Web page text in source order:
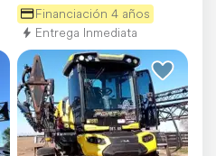
Financiación 4 años
Entrega Inmediata